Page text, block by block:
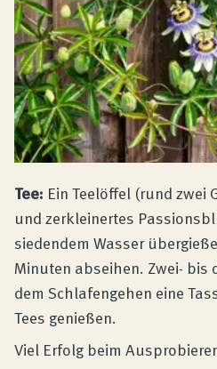
Tee: Ein Teelöffel (rund zwei
und zerkleinertes
siedendem Wasser
Minuten abseihen. Zwei-
dem Schlafengehen eine
Tees genießen.
Viel Erfolg beim